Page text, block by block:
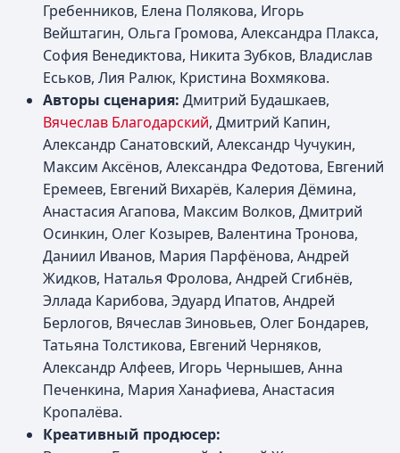
Гребенников, Елена Полякова, Игорь
Вейштагин, Ольга Громова, Александра Плакса,
София Венедиктова, Никита Зубков, Владислав
Еськов, Лия Ралюк, Кристина Вохмякова.
Авторы сценария: Дмитрий Будашкаев,
Вячеслав Благодарский, Дмитрий Капин,
Александр Санатовский, Александр Чучукин,
Максим Аксёнов, Александра Федотова, Евгений
Еремеев, Евгений Вихарёв, Калерия Дёмина,
Анастасия Агапова, Максим Волков, Дмитрий
Осинкин, Олег Козырев, Валентина Тронова,
Даниил Иванов, Мария Парфёнова, Андрей
Жидков, Наталья Фролова, Андрей Сгибнёв,
Эллада Карибова, Эдуард Ипатов, Андрей
Берлогов, Вячеслав Зиновьев, Олег Бондарев,
Татьяна Толстикова, Евгений Черняков,
Александр Алфеев, Игорь Чернышев, Анна
Печенкина, Мария Ханафиева, Анастасия
Кропалёва.
Креативный продюсер: